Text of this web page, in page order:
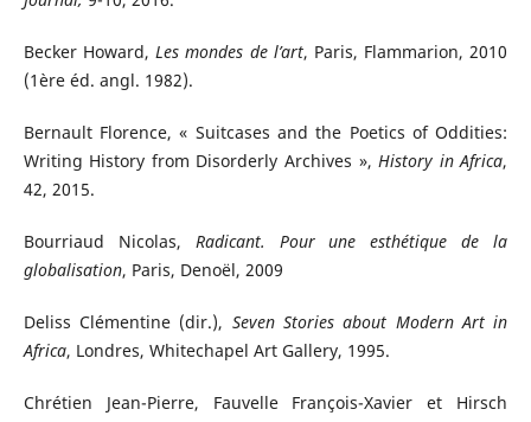
Becker Howard,Les mondes de l’art, Paris, Flammarion, 2010
(1ère éd. angl. 1982).
Bernault Florence, « Suitcases and the Poetics of Oddities:
Writing History from Disorderly Archives », History in Africa,
42, 2015.
Bourriaud Nicolas, Radicant. Pour une esthétique de la
globalisation, Paris, Denoël, 2009
Deliss Clémentine (dir.), Seven Stories about Modern Art in
Africa, Londres, Whitechapel Art Gallery, 1995.
Chrétien Jean-Pierre, Fauvelle François-Xavier et Hirsch